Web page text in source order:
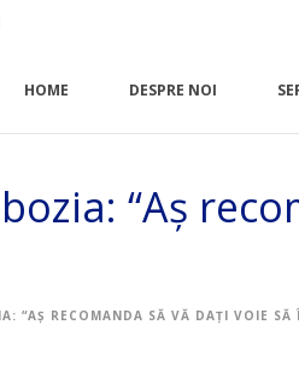
HOME DESPRE NOI
“Aș
“AȘ RECOMANDA SĂ VĂ DAȚI VOIE SĂ